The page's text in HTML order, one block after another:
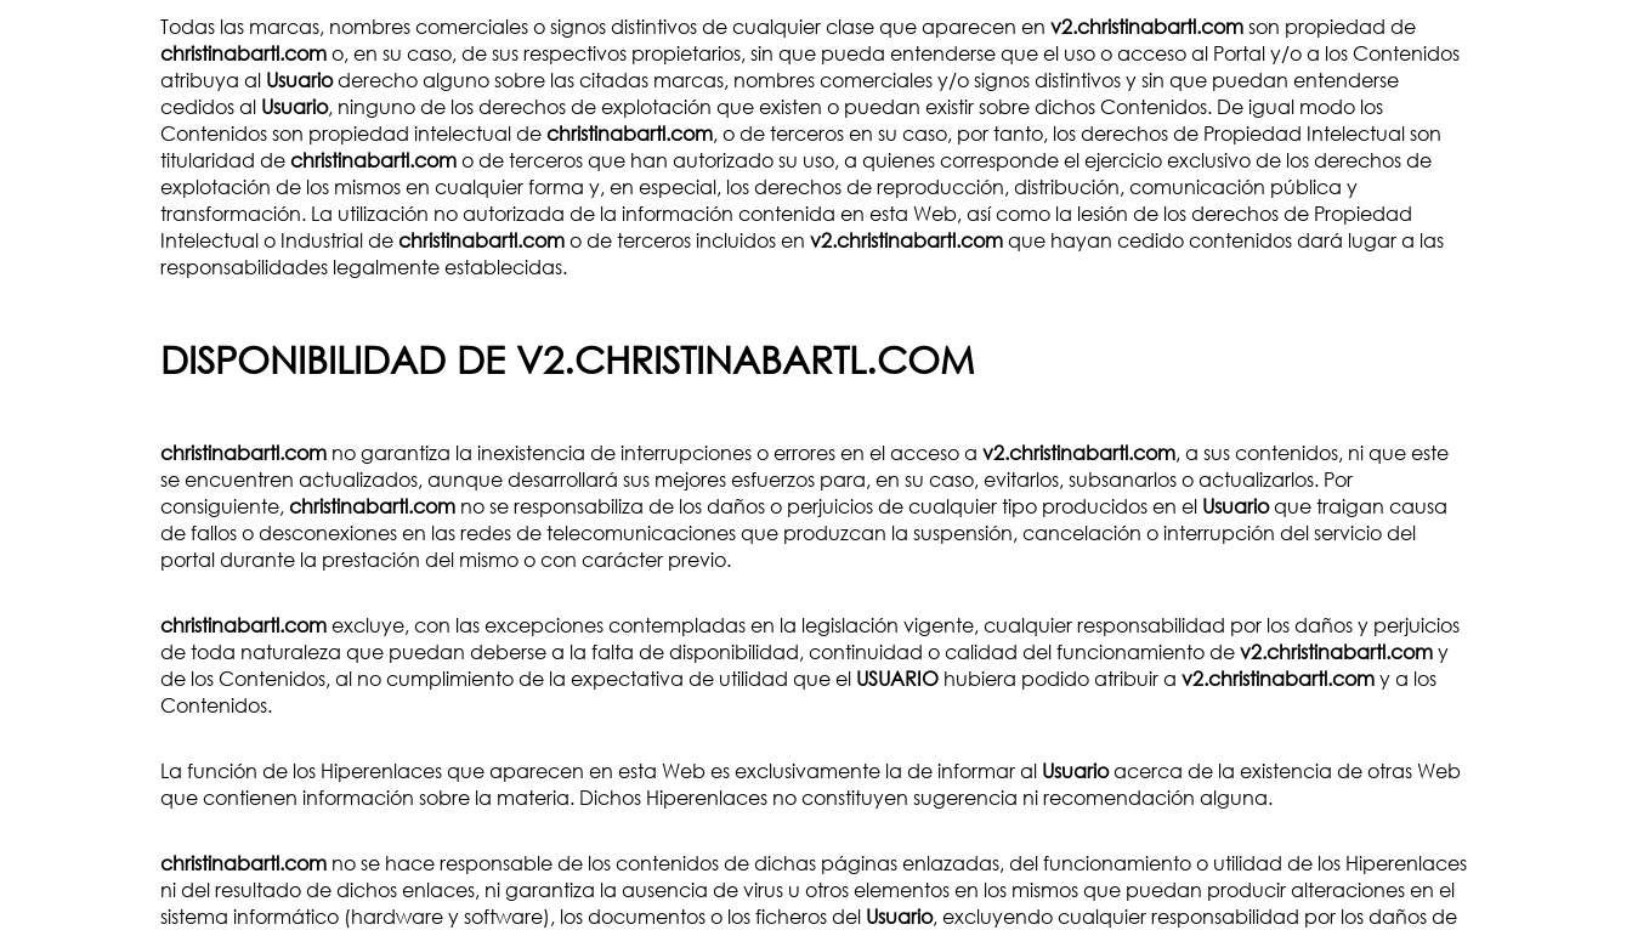
Todas las marcas, nombres comerciales o signos distintivos de cualquier clase que aparecen en v2.christinabartl.com son propiedad de
christinabartl.com o, en su caso, de sus respectivos propietarios, sin que pueda entenderse que el uso o acceso al Portal y/o a los Contenidos
atribuya al Usuarioderecho alguno sobre las citadas marcas, nombres comerciales y/o signos distintivos y sin que puedan entenderse
cedidos al Usuario, ninguno de los derechos de explotación que existen o puedan existir sobre dichos Contenidos. De igual modo los
Contenidos son propiedad intelectual de christinabartl.com, o de terceros en su caso, por tanto, los derechos de Propiedad Intelectual son
titularidad de christinabartl.com o de terceros que han autorizado su uso, a quienes corresponde el ejercicio exclusivo de los derechos de
explotación de los mismos en cualquier forma y, en especial, los derechos de reproducción, distribución, comunicación pública y
transformación. La utilización no autorizada de la información contenida en esta Web, así como la lesión de los derechos de Propiedad
Intelectual o Industrial de christinabartl.com o de terceros incluidos en v2.christinabartl.com que hayan cedido contenidos dará lugar a las
responsabilidades legalmente establecidas.
DISPONIBILIDAD DE V2.CHRISTINABARTL.COM
christinabartl.com no garantiza la inexistencia de interrupciones o errores en el acceso a v2.christinabartl.com, a sus contenidos, ni que este
se encuentren actualizados, aunque desarrollará sus mejores esfuerzos para, en su caso, evitarlos, subsanarlos o actualizarlos. Por
consiguiente, christinabartl.com no se responsabiliza de los daños o perjuicios de cualquier tipo producidos en el Usuarioque traigan causa
de fallos o desconexiones en las redes de telecomunicaciones que produzcan la suspensión, cancelación o interrupción del servicio del
portal durante la prestación del mismo o con carácter previo.
christinabartl.com excluye, con las excepciones contempladas en la legislación vigente, cualquier responsabilidad por los daños y perjuicios
de toda naturaleza que puedan deberse a la falta de disponibilidad, continuidad o calidad del funcionamiento de v2.christinabartl.com y
de los Contenidos, al no cumplimiento de la expectativa de utilidad que el USUARIO hubiera podido atribuir a v2.christinabartl.com y a los
Contenidos.
La función de los Hiperenlaces que aparecen en esta Web es exclusivamente la de informar al Usuarioacerca de la existencia de otras Web
que contienen información sobre la materia. Dichos Hiperenlaces no constituyen sugerencia ni recomendación alguna.
christinabartl.com no se hace responsable de los contenidos de dichas páginas enlazadas, del funcionamiento o utilidad de los Hiperenlaces
ni del resultado de dichos enlaces, ni garantiza la ausencia de virus u otros elementos en los mismos que puedan producir alteraciones en el
sistema informático (hardware y software), los documentos o los ficheros del Usuario, excluyendo cualquier responsabilidad por los daños de